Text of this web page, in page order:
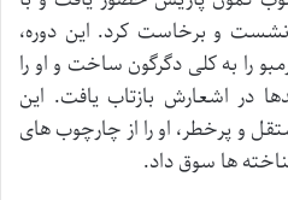
نشست و برخاست کرد. این دوره،
را به کلی دگرگون ساخت و او را
در اشعارش بازتاب یافت. این
و پرخطر، او را از چارچوب های
ها سوق داد.